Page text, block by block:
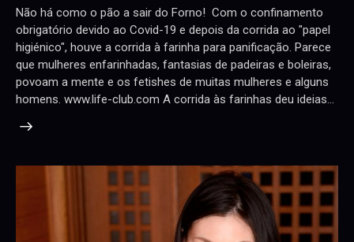
Não há como o pão a sair do Forno! Com o confinamento
obrigatório devido ao Covid-19 e depois da corrida ao "papel
higiénico", houve a corrida à farinha para panificação. Parece
que mulheres enfarinhadas, fantasias de padeiras e boleiras,
povoam a mente e os fetishes de muitas mulheres e alguns
homens. www.life-club.com A corrida às farinhas deu ideias…